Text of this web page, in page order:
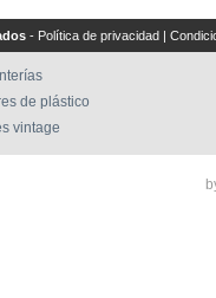
- Política de privacidad |
de plástico
vintage